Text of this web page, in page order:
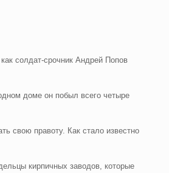
солдат-срочник Андрей Попов
доме он побыл всего четыре
свою правоту. Как стало известно
кирпичных заводов, которые